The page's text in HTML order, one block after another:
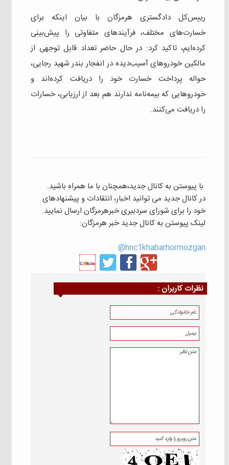
رییس‌کل دادگستری هرمزگان با بیان اینکه برای
خسارت‌های مختلف، فرآیندهای متفاوتی را پیش‌بینی
کرده‌ایم، تاکید کرد: در حال حاضر تعداد قابل توجهی از
مالکین خودروهای آسیب‌دیده در انفجار بندر شهید رجایی،
حواله پرداخت خسارت خود را دریافت کرده‌اند و
خودروهایی که بیمه‌نامه ندارند هم بعد از ارزیابی، خسارات
را دریافت می‌کنند.
با پیوستن به کانال جدید،همچنان با ما همراه باشید.
در کانال جدید می توانید اخبار، انتقادات و پیشنهادهای
خود را برای شورای سردبیری خبرهرمزگان ارسال نمایید.
لینک پیوستن به کانال جدید خبر هرمزگان:
hnc1khabarhormozgan@
نظرات كاربران :